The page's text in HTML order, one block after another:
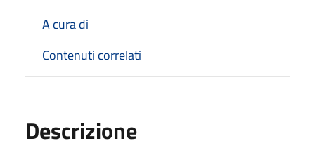
A cura di
Contenuti correlati
Descrizione